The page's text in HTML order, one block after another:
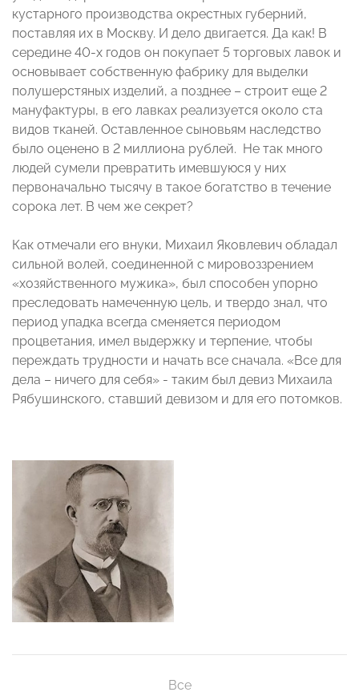
кустарного производства окрестных губерний,
поставляя их в Москву. И дело двигается. Да как! В
середине 40-х годов он покупает 5 торговых лавок и
основывает собственную фабрику для выделки
полушерстяных изделий, а позднее – строит еще 2
мануфактуры, в его лавках реализуется около ста
видов тканей. Оставленное сыновьям наследство
было оценено в 2 миллиона рублей. Не так много
людей сумели превратить имевшуюся у них
первоначально тысячу в такое богатство в течение
сорока лет. В чем же секрет?
Как отмечали его внуки, Михаил Яковлевич обладал
сильной волей, соединенной с мировоззрением
«хозяйственного мужика», был способен упорно
преследовать намеченную цель, и твердо знал, что
период упадка всегда сменяется периодом
процветания, имел выдержку и терпение, чтобы
переждать трудности и начать все сначала. «Все для
дела – ничего для себя» - таким был девиз Михаила
Рябушинского, ставший девизом и для его потомков.
Все